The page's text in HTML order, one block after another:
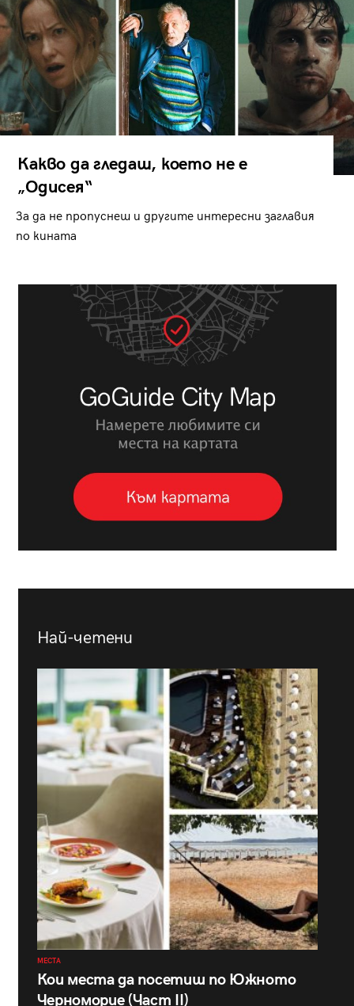
Какво да гледаш, което не е
„Одисея“
За да не пропуснеш и другите интересни заглавия
по кината
Най-четени
МЕСТА
Кои места да посетиш по Южното
Черноморие (Част II)